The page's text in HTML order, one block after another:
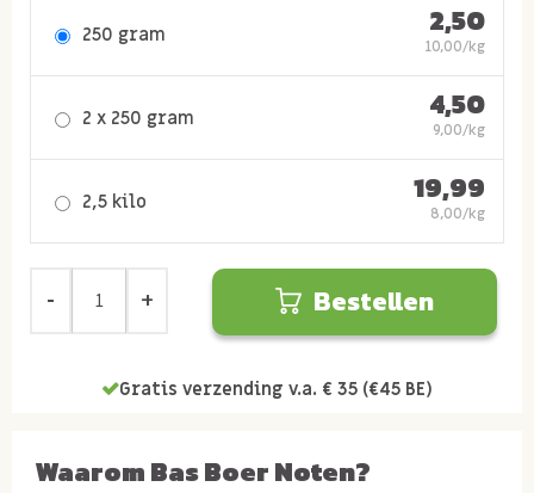
250 gram 2,50
10,00/kg
2 x 250 gram 4,50
9,00/kg
2,5 kilo 19,99
8,00/kg
Bestellen
Gratis verzending v.a. € 35 (€45 BE)
Waarom Bas Boer Noten?